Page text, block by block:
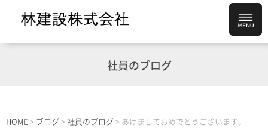
社員のブログ
HOME > ブログ > 社員のブログ > あけましておめでとうございます。